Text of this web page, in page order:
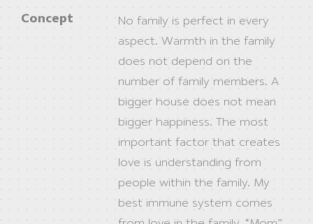
Concept
No family is perfect in every
aspect. Warmth in the family
does not depend on the
number of family members. A
bigger house does not mean
bigger happiness. The most
important factor that creates
love is understanding from
people within the family. My
best immune system comes